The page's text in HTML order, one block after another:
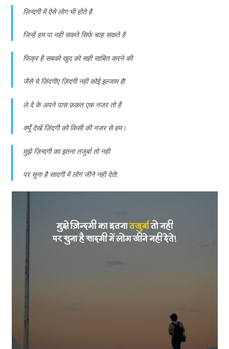
ज़िन्दगी में ऐसे लोग भी होते है
जिन्हें हम पा नही सकते सिर्फ चाह सकते है
फिक्र है सबको खुद को सही साबित करने की
जैसे ये ज़िंदगीए ज़िंदगी नही कोई इल्जाम है!
ले दे के अपने पास फ़क़त एक नजर तो है
क्यूँ देखें ज़िंदगी को किसी की नजर से हम।
मुझे ज़िन्दगी का इतना तजुर्बा तो नही
पर सुना है सादगी में लोग जीने नही देते!